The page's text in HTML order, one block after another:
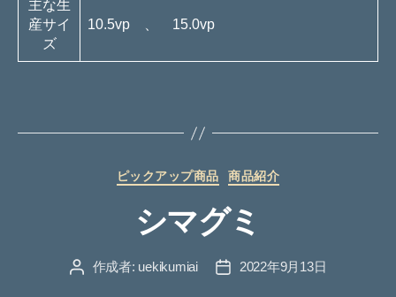
主な生
産サイ
ズ
10.5vp 、 15.0vp
カ
ゴ
リ
ピックアップ商品 商品紹介
シマグミ
投 作成者: uekikumiai
投
2022年9月13日